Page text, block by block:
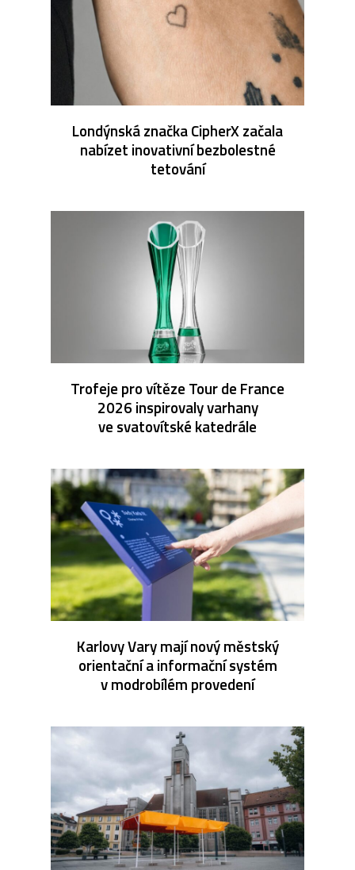
Londýnská značka CipherX začala
nabízet inovativní bezbolestné
tetování
Trofeje pro vítěze Tour de France
2026 inspirovaly varhany
ve svatovítské katedrále
Karlovy Vary mají nový městský
orientační a informační systém
v modrobílém provedení